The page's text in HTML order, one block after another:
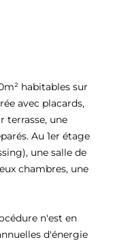
habitables sur
avec placards,
terrasse, une
Au 1er étage
une salle de
chambres, une
n'est en
d'énergie